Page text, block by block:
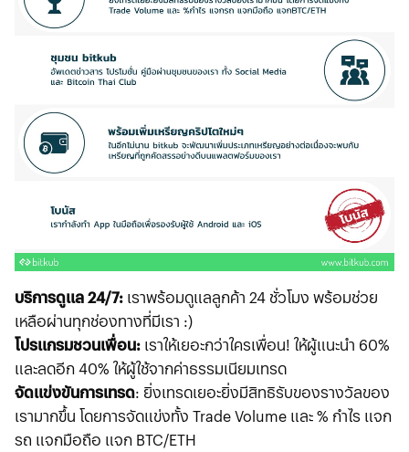
บริการดูแล 24/7: เราพร้อมดูแลลูกค้า 24 ชั่วโมง พร้อมช่วย
เหลือผ่านทุกช่องทางที่มีเรา :)
โปรแกรมชวนเพื่อน: เราให้เยอะกว่าใครเพื่อน! ให้ผู้แนะนำ 60%
และลดอีก 40% ให้ผู้ใช้จากค่าธรรมเนียมเทรด
จัดแข่งขันการเทรด: ยิ่งเทรดเยอะยิ่งมีสิทธิรับของรางวัลของ
เรามากขึ้น โดยการจัดแข่งทั้ง Trade Volume และ % กำไร แจก
รถ แจกมือถือ แจก BTC/ETH